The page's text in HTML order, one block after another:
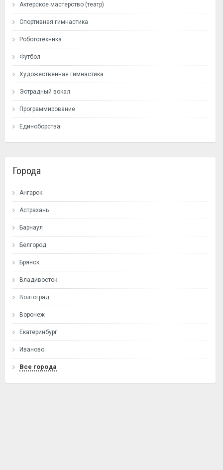
Актерское мастерство (театр)
Спортивная гимнастика
Робототехника
Футбол
Художественная гимнастика
Эстрадный вокал
Программирование
Единоборства
Города
Ангарск
Астрахань
Барнаул
Белгород
Брянск
Владивосток
Волгоград
Воронеж
Екатеринбург
Иваново
Все города